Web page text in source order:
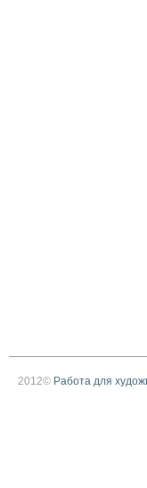
2012© Работа для